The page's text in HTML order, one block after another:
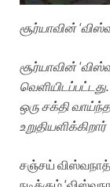
சூர்யாவின்
சூர்யாவின்
ஒரு சக்தி
உறுதியளிக்கிறார்
சஞ்சய்